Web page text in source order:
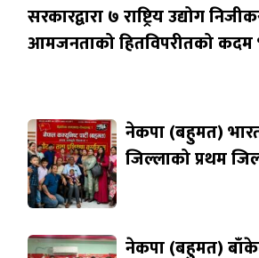
सरकारद्वारा ७ राष्ट्रिय उद्योग
आमजनताको हितविपरीतको कदम
नेकपा (बहुमत) भारत
जिल्लाको प्रथम
नेकपा (बहुमत)